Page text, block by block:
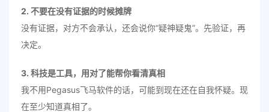
2. 不要在没有证据的时候摊牌
没有证据，对方不会承认，还会说你“疑神疑鬼”。先验证，再
决定。
3. 科技是工具，用对了能帮你看清真相
我不用Pegasus飞马软件的话，可能到现在还在自我怀疑。现
在至少知道真相了。